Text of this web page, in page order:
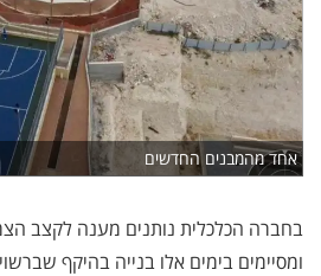
אחד מהמבנים החדשים
בחברה הכלכלית נותנים מענה לקצב